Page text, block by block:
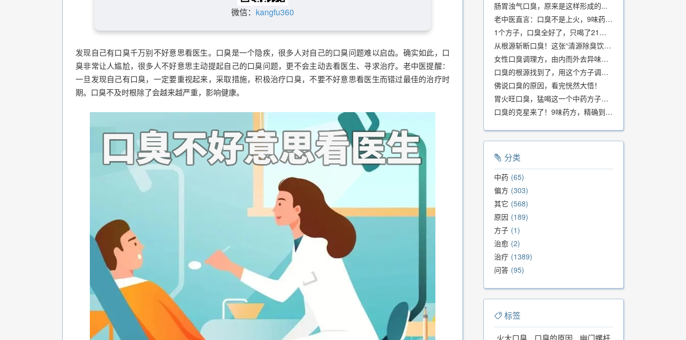
微信： kangfu360
发现自己有口臭千万别不好意思看医生。口臭是一个隐疾，很多人对自己的口臭问题难以启齿。确实如此，口
臭非常让人尴尬，很多人不好意思主动提起自己的口臭问题，更不会主动去看医生、寻求治疗。老中医提醒：
一旦发现自己有口臭，一定要重视起来，采取措施，积极治疗口臭，不要不好意思看医生而错过最佳的治疗时
期。口臭不及时根除了会越来越严重，影响健康。
肠胃浊气口臭，原来是这样形成的...
老中医直言：口臭不是上火，9味药食同源方，21天根除不反复
1个方子，口臭全好了，只喝了21天！
从根源斩断口臭！这张“清源除臭饮”方子，我用了几十年，效果真不错
女性口臭调理方，由内而外去异味，女性体质专用！
口臭的根源找到了，用这个方子调理，21天口吐芬芳！
佛说口臭的原因，看完恍然大悟！
胃火旺口臭，猛喝这一个中药方子就好了！
口臭的克星来了！9味药方，精确到克、药食同源、安全有效，速看！
分类
中药 65
偏方 303
其它 568
原因 189
方子 1
治愈 2
治疗 1389
问答 95
标签
火大口臭 口臭的原因
幽门螺杆